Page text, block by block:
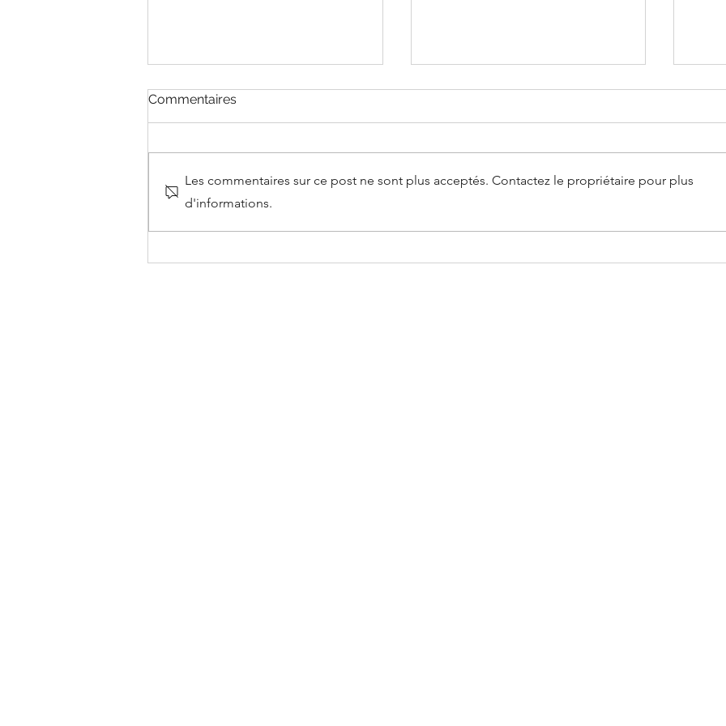
Commentaires
Les commentaires sur ce post ne sont plus acceptés. Contactez le propriétaire pour plus
d'informations.